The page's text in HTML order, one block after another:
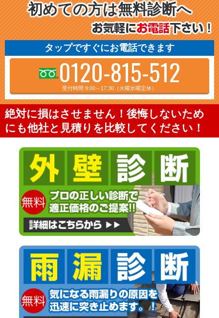
初めての方は無料診断へ
タップですぐにお電話できます
0120-815-512
受付時間 9:00～17:30（火曜水曜定休）
絶対に損はさせません！後悔しないため
にも他社と見積りを比較してください！